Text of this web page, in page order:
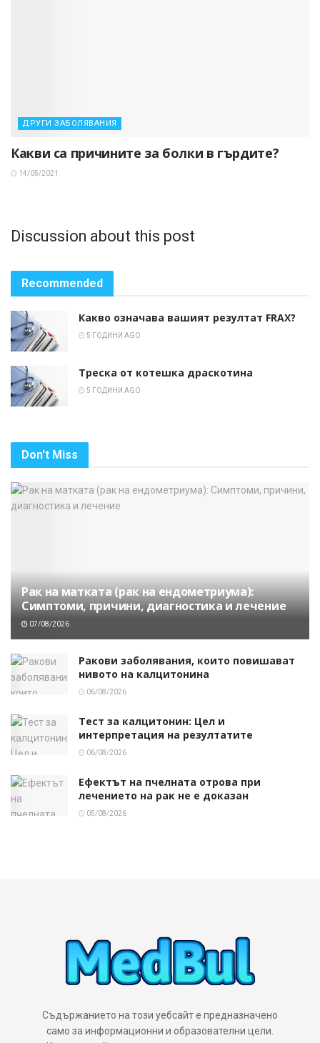
ДРУГИ ЗАБОЛЯВАНИЯ
Какви са причините за болки в гърдите?
14/05/2021
Discussion about this post
Recommended
Какво означава вашият резултат FRAX?
5 ГОДИНИ AGO
Треска от котешка драскотина
5 ГОДИНИ AGO
Don't Miss
Рак на матката (рак на ендометриума):
Симптоми, причини, диагностика и лечение
07/08/2026
Ракови заболявания, които повишават
нивото на калцитонина
06/08/2026
Тест за калцитонин: Цел и
интерпретация на резултатите
06/08/2026
Ефектът на пчелната отрова при
лечението на рак не е доказан
05/08/2026
Съдържанието на този уебсайт е предназначено
само за информационни и образователни цели.